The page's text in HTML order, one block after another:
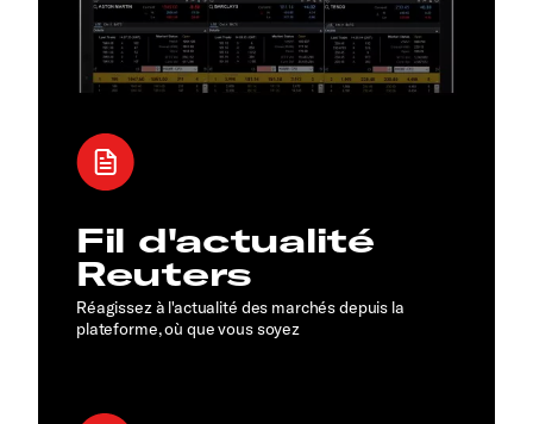
Fil d'actualité
Reuters
Réagissez à l'actualité des marchés depuis la
plateforme, où que vous soyez